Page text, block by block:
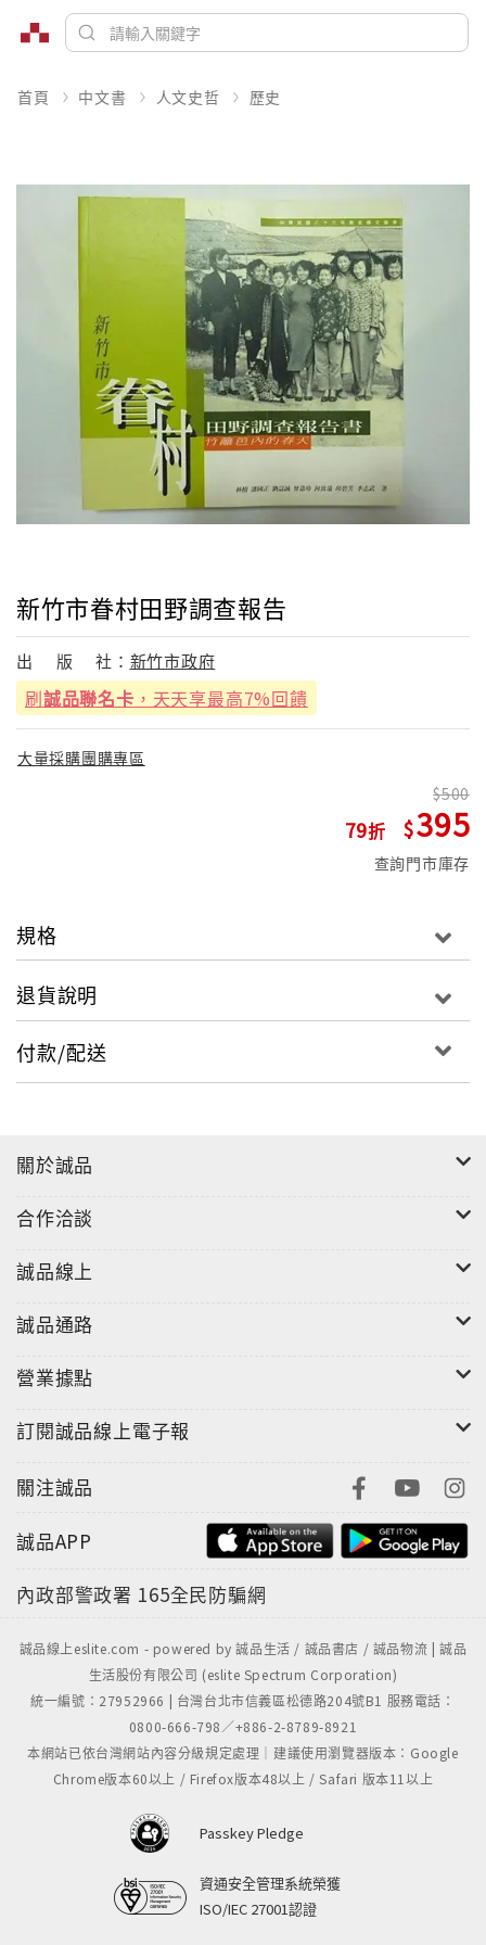
首頁 中文書 人文史哲 歷史
新竹市眷村田野調查報告
出 版 社： 新竹市政府
刷誠品聯名卡 ，天天享最高7%回饋
大量採購團購專區
79
500
395
查詢門市庫存
規格
退貨說明
付款/配送
關於誠品
合作洽談
誠品線上
誠品通路
營業據點
訂閱誠品線上電子報
關注誠品
誠品APP
內政部警政署 165全民防騙網
誠品線上eslite.com - powered by 誠品生活 / 誠品書店 / 誠品物流 | 誠品
生活股份有限公司 (eslite Spectrum Corporation)
統一編號：27952966 | 台灣台北市信義區松德路204號B1 服務電話：
0800-666-798／+886-2-8789-8921
本網站已依台灣網站內容分級規定處理｜建議使用瀏覽器版本：Google
Chrome版本60以上 / Firefox版本48以上 / Safari 版本11以上
Passkey Pledge
資通安全管理系統榮獲
ISO/IEC 27001認證